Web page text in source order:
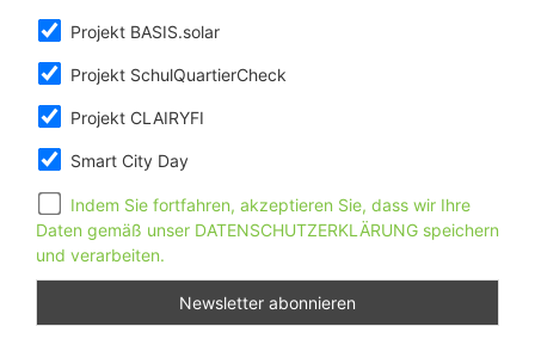
Projekt BASIS.solar
Projekt SchulQuartierCheck
Projekt CLAIRYFI
Smart City Day
Indem Sie fortfahren, akzeptieren Sie, dass wir Ihre
Daten gemäß unser DATENSCHUTZERKLÄRUNG speichern
und verarbeiten.